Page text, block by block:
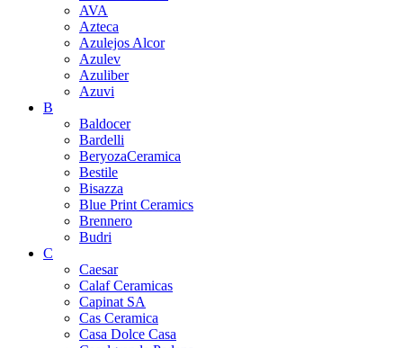
AVA
Azteca
Azulejos Alcor
Azulev
Azuliber
Azuvi
B
Baldocer
Bardelli
BeryozaCeramica
Bestile
Bisazza
Blue Print Ceramics
Brennero
Budri
C
Caesar
Calaf Ceramicas
Capinat SA
Cas Ceramica
Casa Dolce Casa